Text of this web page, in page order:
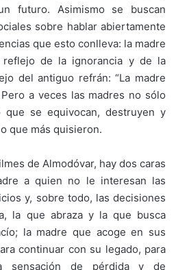
futuro. Asimismo se buscan
sobre hablar abiertamente
que esto conlleva: la madre
de la ignorancia y de la
del antiguo refrán: “La madre
a veces las madres no sólo
se equivocan, destruyen y
que más quisieron.
de Almodóvar, hay dos caras
a quien no le interesan las
y, sobre todo, las decisiones
la que abraza y la que busca
la madre que acoge en sus
continuar con su legado, para
sensación de pérdida y de